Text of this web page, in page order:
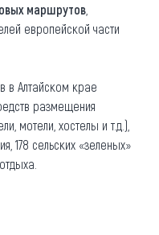
маршрутов
европейской части
в Алтайском крае
размещения
мотели, хостелы и т.д.),
178 сельских «зеленых»